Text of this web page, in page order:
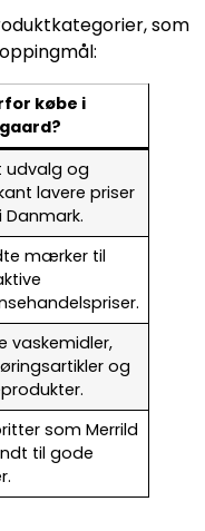
som
købe i
udvalg og
lavere priser
Danmark.
mærker til
vaskemidler,
og
som Merrild
til gode